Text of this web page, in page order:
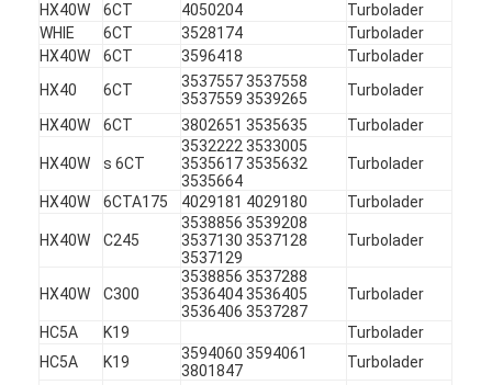
Qualitätskontrolle
Kontakt mit uns
Motorzylinderzylinderblock
SCHLIESSEN SIE ZYLINDERKOPF AB
Motorzylinder-Zylinderkopf
Maschinenkurbelwelle
HX40W 6CT 4050204
Turbolader
WHIE
6CT 3528174
Turbolader
HX40W
6CT 3596418
Turbolader
HX40
6CT
3537557 3537558
3537559 3539265
Turbolader
HX40W
6CT 3802651 3535635 Turbolader
HX40W s 6CT
3532222 3533005
3535617 3535632
3535664
Turbolader
HX40W 6CTA175 4029181 4029180 Turbolader
HX40W C245
3538856 3539208
3537130 3537128
3537129
Turbolader
HX40W C300
3538856 3537288
3536404 3536405
3536406 3537287
Turbolader
HC5A K19
Turbolader
HC5A
K19
3594060 3594061
3801847
Turbolader